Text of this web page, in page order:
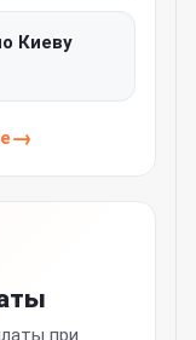
Киеву
при